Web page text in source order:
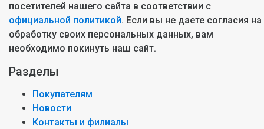
посетителей нашего сайта в соответствии с
официальной политикой. Если вы не даете согласия на
обработку своих персональных данных, вам
необходимо покинуть наш сайт.
Разделы
Покупателям
Новости
Контакты и филиалы